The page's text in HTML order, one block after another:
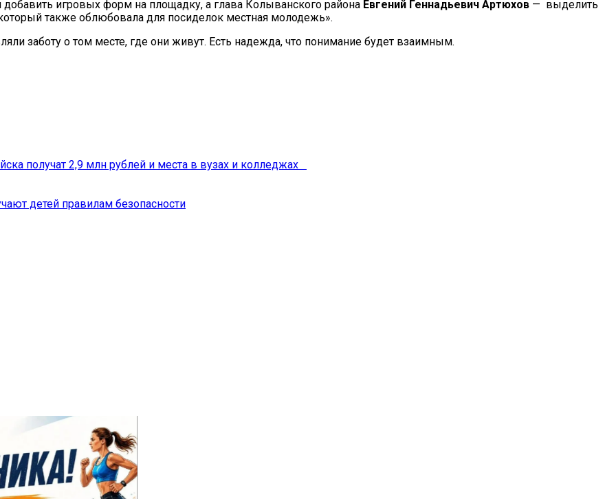
игровых форм на площадку, а глава Колыванского района Евгений Геннадьевич Артюхов — выделить
также облюбовала для посиделок местная молодежь».
заботу о том месте, где они живут. Есть надежда, что понимание будет взаимным.
получат 2,9 млн рублей и места в вузах и колледжах
детей правилам безопасности